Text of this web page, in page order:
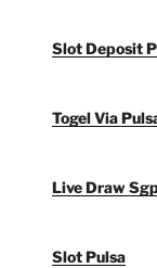
Slot Deposit
Togel Via
Live Draw
Slot Pulsa